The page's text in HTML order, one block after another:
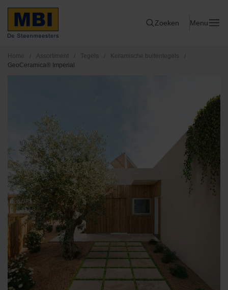
Zoeken Menu
Home / Assortiment / Tegels / Keramische buitentegels
/
GeoCeramica® Imperial